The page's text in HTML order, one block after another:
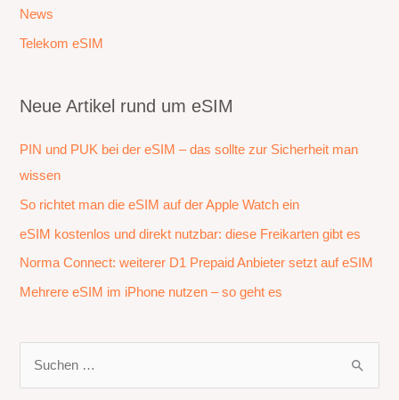
News
Telekom eSIM
Neue Artikel rund um eSIM
PIN und PUK bei der eSIM – das sollte zur Sicherheit man
wissen
So richtet man die eSIM auf der Apple Watch ein
eSIM kostenlos und direkt nutzbar: diese Freikarten gibt es
Norma Connect: weiterer D1 Prepaid Anbieter setzt auf eSIM
Mehrere eSIM im iPhone nutzen – so geht es